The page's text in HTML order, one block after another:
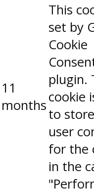
11
months
This
set by
Cookie
plugin.
cookie
to
user
for the
in the